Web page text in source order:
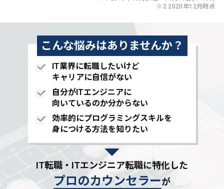
※2 2020年12月時点
こんな悩みはありませんか？
IT業界に転職したいけど
キャリアに自信がない
自分がITエンジニアに
向いているのか分からない
効率的にプログラミングスキルを
身につける方法を知りたい
IT転職・ITエンジニア転職に特化した
プロのカウンセラーが